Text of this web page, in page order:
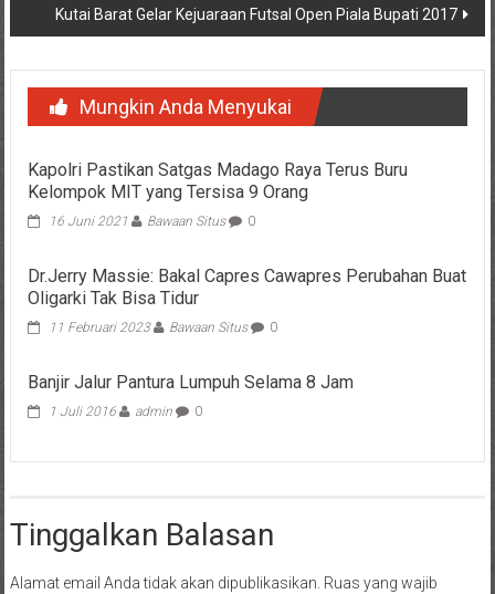
Kutai Barat Gelar Kejuaraan Futsal Open Piala Bupati 2017
Mungkin Anda Menyukai
Kapolri Pastikan Satgas Madago Raya Terus Buru
Kelompok MIT yang Tersisa 9 Orang
16 Juni 2021 Bawaan Situs 0
Dr.Jerry Massie: Bakal Capres Cawapres Perubahan Buat
Oligarki Tak Bisa Tidur
11 Februari 2023 Bawaan Situs 0
Banjir Jalur Pantura Lumpuh Selama 8 Jam
1 Juli 2016 admin 0
Tinggalkan Balasan
Alamat email Anda tidak akan dipublikasikan. Ruas yang wajib